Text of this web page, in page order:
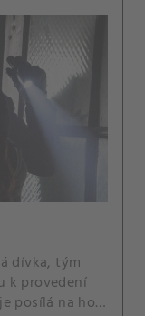
dívka, tým
k provedení
posílá na hon